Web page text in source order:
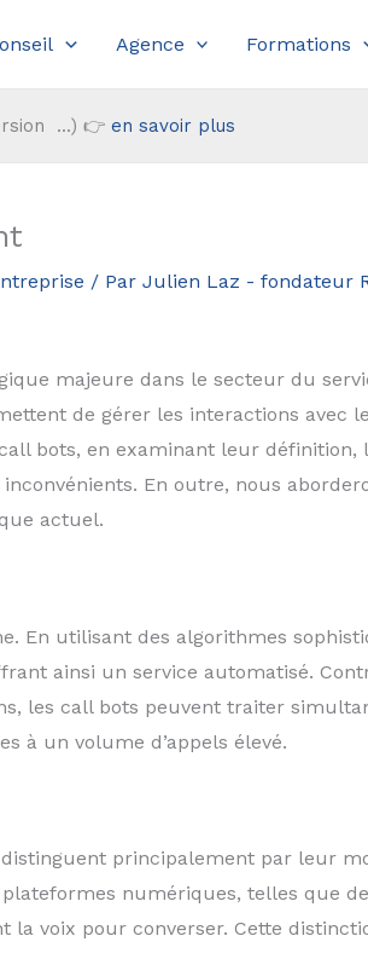
Agence Formations
...) 👉 en savoir plus
/ Par Julien Laz - fondateur
majeure dans le secteur du
de gérer les interactions avec
bots, en examinant leur définition,
En outre, nous
actuel.
En utilisant des algorithmes
ainsi un service automatisé.
les call bots peuvent traiter
à un volume d’appels élevé.
principalement par leur
numériques, telles que
la voix pour converser. Cette